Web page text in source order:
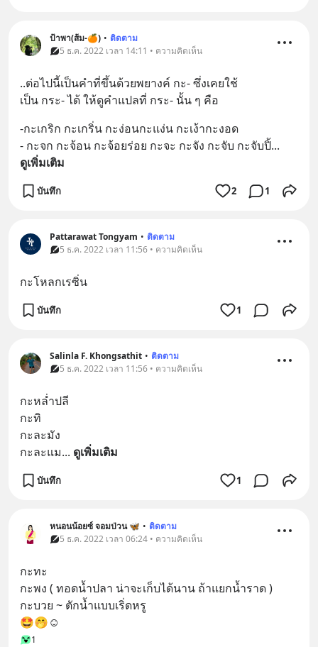
ป้าพา(ส้ม-🍊) • ติดตาม
5 ธ.ค. 2022 เวลา 14:11 • ความคิดเห็น
..ต่อไปนี้เป็นคําที่ขึ้นด้วยพยางค์ กะ- ซึ่งเคยใช้
เป็น กระ- ได้ ให้ดูคําแปลที่ กระ- นั้น ๆ คือ
-กะเกริก กะเกริ่น กะง่อนกะแง่น กะเง้ากะงอด
- กะจก กะจ้อน กะจ้อยร่อย กะจะ กะจัง กะจับ กะจับปิ้...
ดูเพิ่มเติม
บันทึก 2 1
Pattarawat Tongyam • ติดตาม
5 ธ.ค. 2022 เวลา 11:56 • ความคิดเห็น
กะโหลกเรซิ่น
บันทึก 1
Salinla F. Khongsathit • ติดตาม
5 ธ.ค. 2022 เวลา 11:56 • ความคิดเห็น
กะหล่ำปลี
กะทิ
กะละมัง
กะละแม... ดูเพิ่มเติม
บันทึก 1
หนอนน้อยซ์ จอมป่วน 🦋 • ติดตาม
5 ธ.ค. 2022 เวลา 06:24 • ความคิดเห็น
กะทะ
กะพง ( ทอดน้ำปลา น่าจะเก็บได้นาน ถ้าแยกน้ำราด )
กะบวย ~ ตักน้ำแบบเริ่ดหรู
🤩🤭☺️
1